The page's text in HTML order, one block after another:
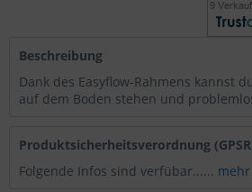
Beschreibung
Dank des Easyflow-Rahmens kannst
auf dem Boden stehen und
Produktsicherheitsverordnung
Folgende Infos sind verfübar...... mehr